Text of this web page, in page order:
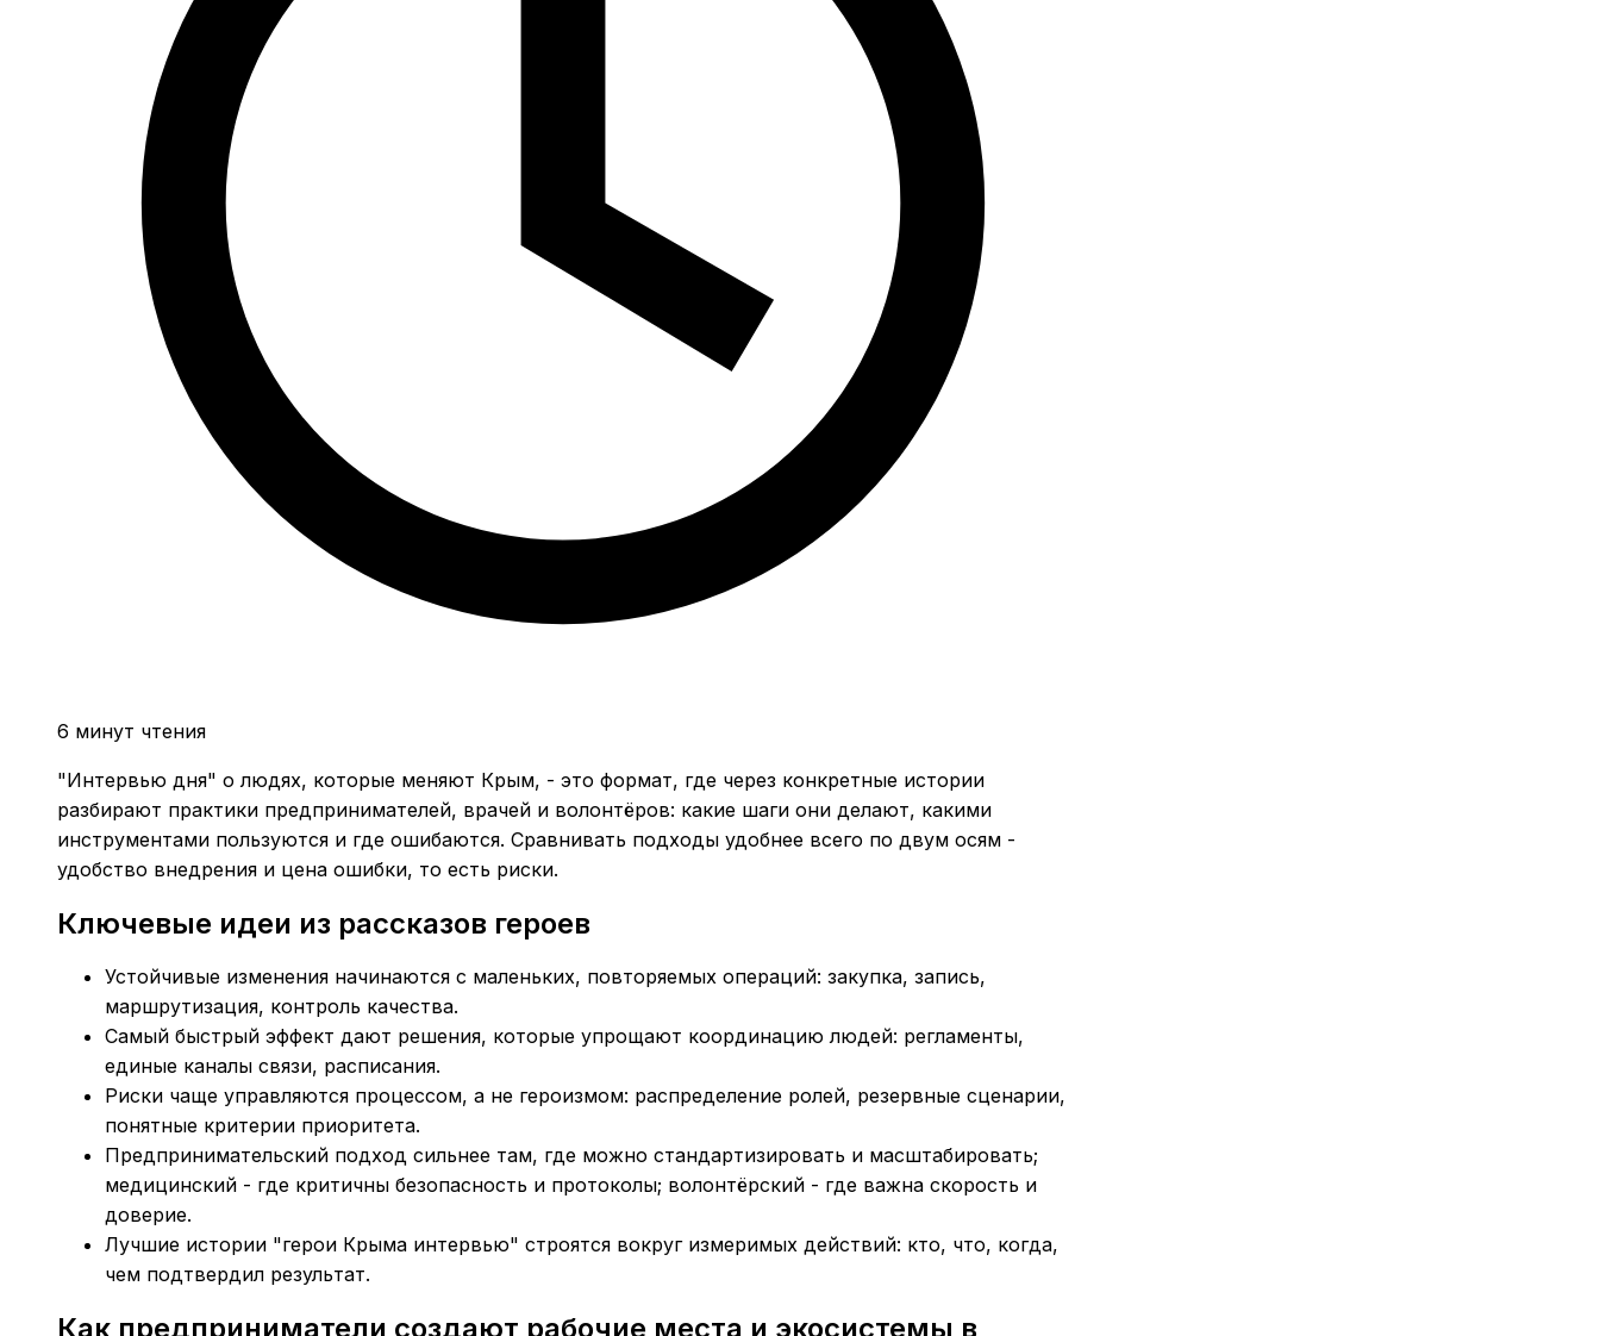
6 минут чтения
"Интервью дня" о людях, которые меняют Крым, - это формат, где через конкретные истории
разбирают практики предпринимателей, врачей и волонтёров: какие шаги они делают, какими
инструментами пользуются и где ошибаются. Сравнивать подходы удобнее всего по двум осям -
удобство внедрения и цена ошибки, то есть риски.
Ключевые идеи из рассказов героев
Устойчивые изменения начинаются с маленьких, повторяемых операций: закупка, запись,
маршрутизация, контроль качества.
Самый быстрый эффект дают решения, которые упрощают координацию людей: регламенты,
единые каналы связи, расписания.
Риски чаще управляются процессом, а не героизмом: распределение ролей, резервные сценарии,
понятные критерии приоритета.
Предпринимательский подход сильнее там, где можно стандартизировать и масштабировать;
медицинский - где критичны безопасность и протоколы; волонтёрский - где важна скорость и
доверие.
Лучшие истории "герои Крыма интервью" строятся вокруг измеримых действий: кто, что, когда,
чем подтвердил результат.
Как предприниматели создают рабочие места и экосистемы в